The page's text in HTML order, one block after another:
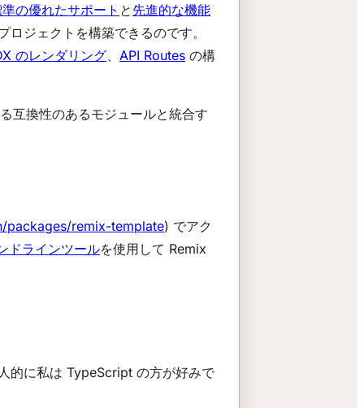
の優れたサポート と 先進的な機能
ジェクトを構築できるのです。
のレンダリング API Routes の構
互換性のあるモジュールと統合す
remix-template) でアク
ドラインツールを使用して Remix
remix-template
的に私は TypeScript の方が好みで